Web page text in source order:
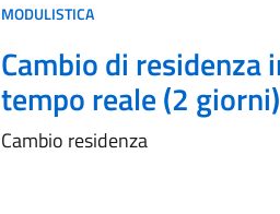
MODULISTICA
Cambio di residenza
tempo reale (2 giorni)
Cambio residenza